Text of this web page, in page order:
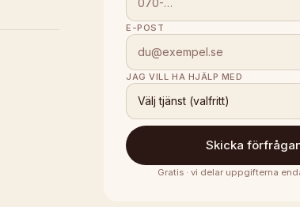
E-POST
JAG VILL HA HJÄLP MED
Välj tjänst (valfritt)
Skicka
Gratis · vi delar uppgifterna